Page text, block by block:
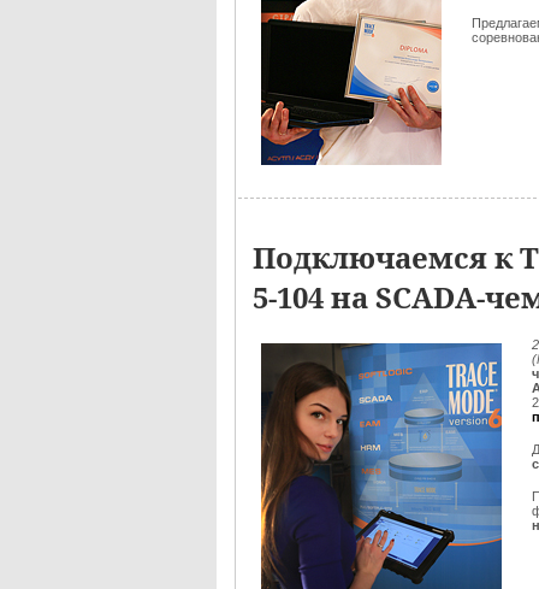
Подключаемся к
5-104 на SCADA-